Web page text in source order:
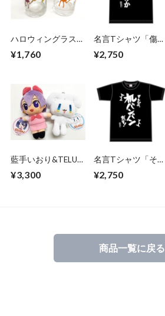
ハロウィングラス
¥1,760
名言Tシャツ「傷つ
¥2,750
藍手いおり&TELU
ット
¥3,300
名言Tシャツ「そん
ぞ！」
¥2,750
商品一覧に戻る